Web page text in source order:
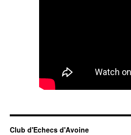
Club d'Echecs d'Avoine